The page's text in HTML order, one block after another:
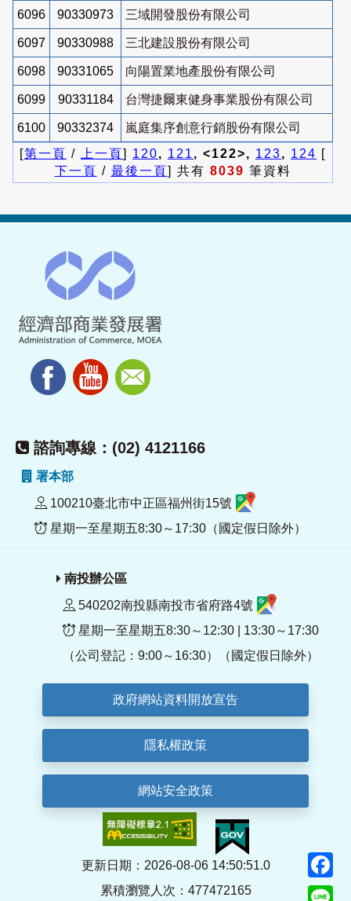
6096 90330973 三域開發股份有限公司
6097 90330988 三北建設股份有限公司
6098 90331065 向陽置業地產股份有限公司
6099 90331184 台灣捷爾東健身事業股份有限公司
6100 90332374
嵐庭集序創意行銷股份有限公司
[第一頁 / 上一頁] 120, 121 , <122>, 123, 124 [
下一頁 / 最後一頁] 共有 8039 筆資料
諮詢專線：(02) 4121166
署本部
100210臺北市中正區福州街15號
星期一至星期五8:30～17:30（國定假日除外）
南投辦公區
540202南投縣南投市省府路4號
星期一至星期五8:30～12:30 | 13:30～17:30
（公司登記：9:00～16:30）（國定假日除外）
政府網站資料開放宣告
隱私權政策
網站安全政策
更新日期：2026-08-06 14:50:51.0
累積瀏覽人次：477472165